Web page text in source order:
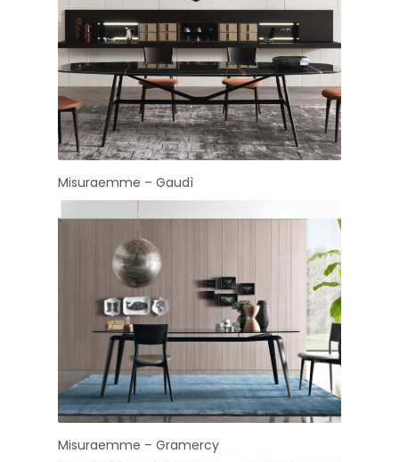
Misuraemme – Gaudì
Misuraemme – Gramercy